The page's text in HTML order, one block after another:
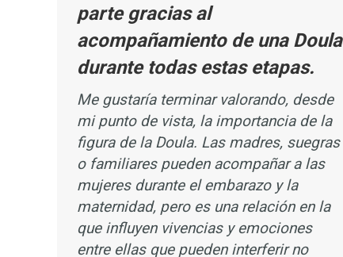
parte gracias al
acompañamiento de una Doula
durante todas estas etapas.
Me gustaría terminar valorando, desde
mi punto de vista, la importancia de la
figura de la Doula. Las madres, suegras
o familiares pueden acompañar a las
mujeres durante el embarazo y la
maternidad, pero es una relación en la
que influyen vivencias y emociones
entre ellas que pueden interferir no